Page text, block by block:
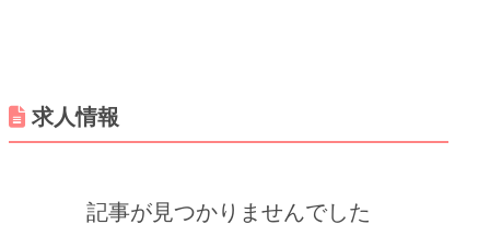
求人情報
記事が見つかりませんでした